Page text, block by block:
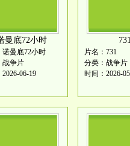
曼底72小时
诺曼底72小时
战争片
2026-06-19
731
片名：731
分类：战争片
时间：2026-